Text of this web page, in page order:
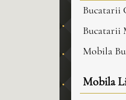
Bucatarii
Bucatarii
Mobila
Mobila